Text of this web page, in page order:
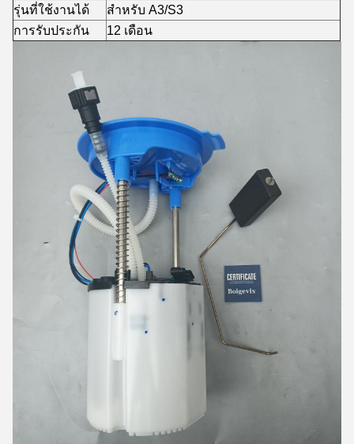
รุ่นที่ใช้งานได้
สำหรับ A3/S3
การรับประกัน
12 เดือน